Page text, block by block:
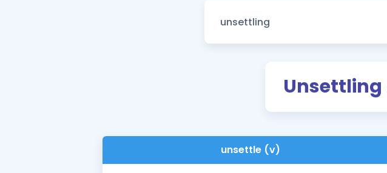
Unsettling
unsettle (v)